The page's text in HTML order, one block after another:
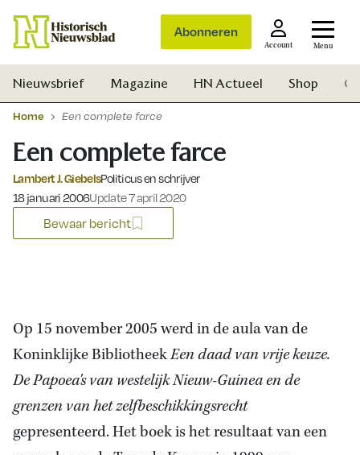
Abonneren
Account Menu
Zoek
Nieuwsbrief Magazine HN Actueel Shop
Home Een complete farce
Een complete farce
Lambert J. GiebelsPoliticus en schrijver
Gepubliceerd op:
18 januari 2006Update 7 april 2020
Bewaar bericht
Op 15 november 2005 werd in de aula van de
Koninklijke BibliotheekEen daad van vrije keuze.
De Papoea's van westelijk Nieuw-Guinea en de
grenzen van het zelfbeschikkingsrecht
gepresenteerd. Het boek is het resultaat van een